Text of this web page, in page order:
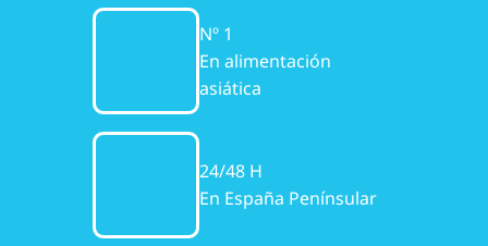
Nº 1
En alimentación
asiática
24/48 H
En España Penínsular